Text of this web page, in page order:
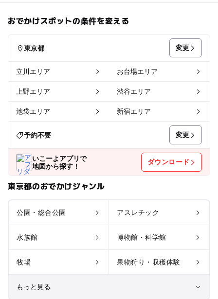
おでかけスポットの条件を変える
東京都 変更
立川エリア お台場エリア
上野エリア 渋谷エリア
池袋エリア 新宿エリア
予約不要 変更
いこーよアプリで
地図から探す！
ダウンロード
東京都のおでかけジャンル
公園・総合公園 アスレチック
水族館 博物館・科学館
牧場 果物狩り・収穫体験
もっと見る